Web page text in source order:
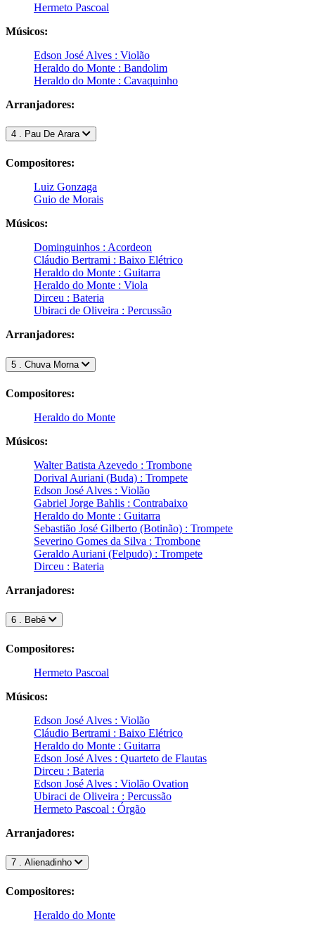
Hermeto Pascoal
Músicos:
Edson José Alves : Violão
Heraldo do Monte : Bandolim
Heraldo do Monte : Cavaquinho
Arranjadores:
4 . Pau De Arara
Compositores:
Luiz Gonzaga
Guio de Morais
Músicos:
Dominguinhos : Acordeon
Cláudio Bertrami : Baixo Elétrico
Heraldo do Monte : Guitarra
Heraldo do Monte : Viola
Dirceu : Bateria
Ubiraci de Oliveira : Percussão
Arranjadores:
5 . Chuva Morna
Compositores:
Heraldo do Monte
Músicos:
Walter Batista Azevedo : Trombone
Dorival Auriani (Buda) : Trompete
Edson José Alves : Violão
Gabriel Jorge Bahlis : Contrabaixo
Heraldo do Monte : Guitarra
Sebastião José Gilberto (Botinão) : Trompete
Severino Gomes da Silva : Trombone
Geraldo Auriani (Felpudo) : Trompete
Dirceu : Bateria
Arranjadores:
6 . Bebê
Compositores:
Hermeto Pascoal
Músicos:
Edson José Alves : Violão
Cláudio Bertrami : Baixo Elétrico
Heraldo do Monte : Guitarra
Edson José Alves : Quarteto de Flautas
Dirceu : Bateria
Edson José Alves : Violão Ovation
Ubiraci de Oliveira : Percussão
Hermeto Pascoal : Órgão
Arranjadores:
7 . Alienadinho
Compositores:
Heraldo do Monte